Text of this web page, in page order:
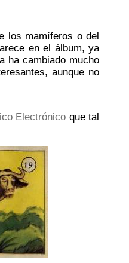
los mamíferos o del
en el álbum, ya
ha cambiado mucho
aunque no
Electrónico que tal